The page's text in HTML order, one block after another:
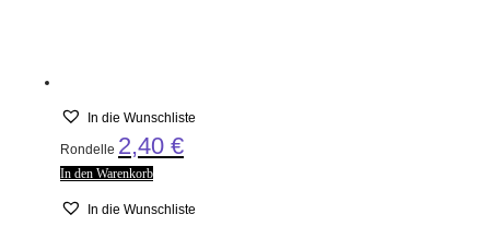
In die Wunschliste
Rondelle 2,40 €
In den Warenkorb
In die Wunschliste